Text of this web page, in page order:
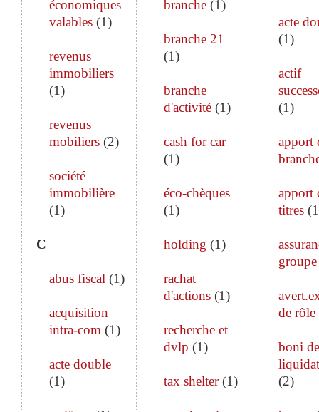
économiques
valables (1)
revenus
immobiliers
(1)
revenus
mobiliers (2)
société
immobilière
(1)
C
abus fiscal (1)
acquisition
intra-com (1)
acte double
(1)
branche(1 )
branche 21
(1)
branche
d'activité(1)
cash for car
(1)
éco-chèques
(1)
holding (1)
rachat
d'actions(1)
recherche et
dvlp (1)
tax shelter(1)
acte
(1)
actif
(1)
apport
apport
titres(1
groupe
de rôle
boni de
(2)